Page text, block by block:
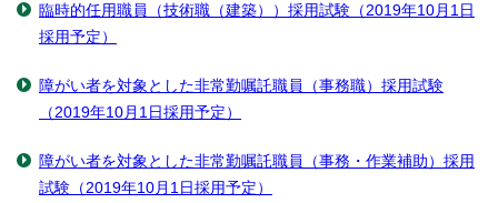
臨時的任用職員（技術職（建築））採用試験（2019年10月1日
採用予定）
障がい者を対象とした非常勤嘱託職員（事務職）採用試験
（2019年10月1日採用予定）
障がい者を対象とした非常勤嘱託職員（事務・作業補助）採用
試験（2019年10月1日採用予定）